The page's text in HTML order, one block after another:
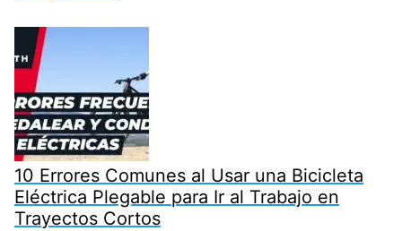
10 Errores Comunes al Usar una Bicicleta
Eléctrica Plegable para Ir al Trabajo en
Trayectos Cortos